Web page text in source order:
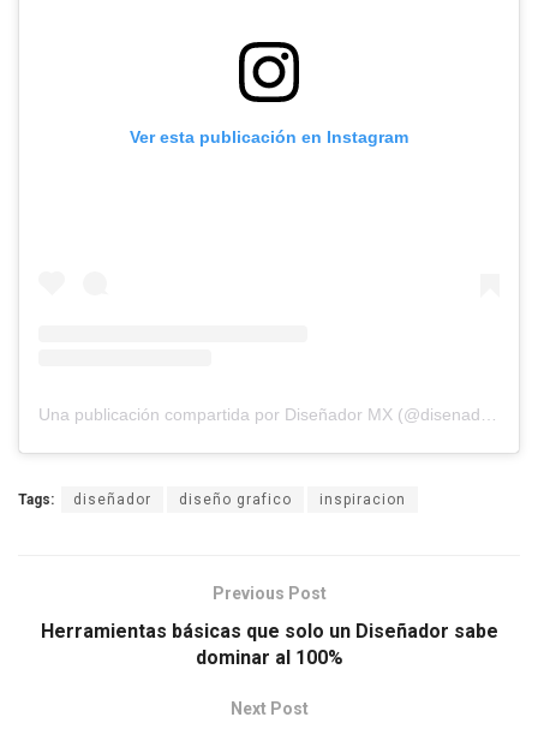
Ver esta publicación en Instagram
Tags: diseñador diseño grafico inspiracion
Previous Post
Herramientas básicas que solo un Diseñador sabe
dominar al 100%
Next Post